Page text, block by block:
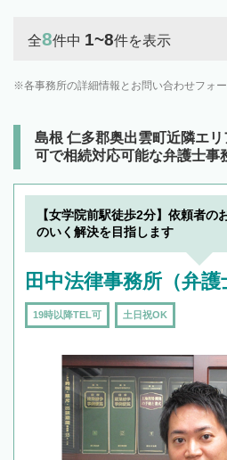
全8件中 1~8件を表示
各事務所の詳細情報とお問い合わせフォ
島根 仁多郡奥出雲町近隣エ
可で相続対応可能な弁護士事
【女学院前駅徒歩2分】依頼者の
のいく解決を目指します
田中法律事務所（弁護
19時以降TEL可 土日祝OK